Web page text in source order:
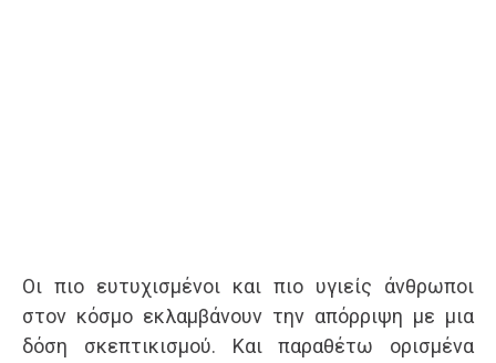
Οι πιο ευτυχισμένοι και πιο υγιείς άνθρωποι
στον κόσμο εκλαμβάνουν την απόρριψη με μια
δόση σκεπτικισμού. Και παραθέτω ορισμένα